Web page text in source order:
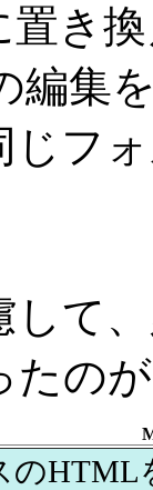
置き
編集
じフ
して
たの
のHTML